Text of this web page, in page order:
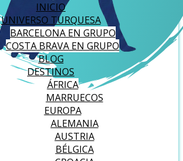
INICIO
UNIVERSO TURQUESA
BARCELONA EN GRUPO
COSTA BRAVA EN GRUPO
BLOG
DESTINOS
ÁFRICA
MARRUECOS
EUROPA
ALEMANIA
AUSTRIA
BÉLGICA